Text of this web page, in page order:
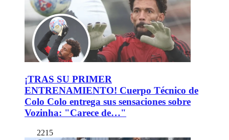
¡TRAS SU PRIMER
ENTRENAMIENTO! Cuerpo Técnico de
Colo Colo entrega sus sensaciones sobre
Vozinha: "Carece de…"
2215